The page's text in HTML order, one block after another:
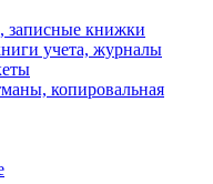
записные книжки
учета, журналы
копировальная